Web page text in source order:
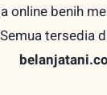
online benih
Semua tersedia